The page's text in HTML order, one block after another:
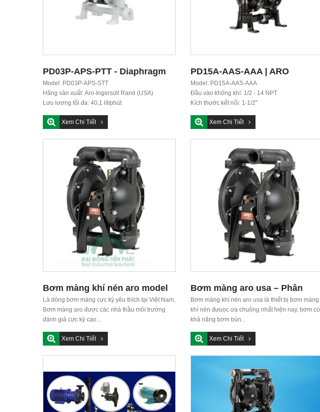
PD03P-APS-PTT - Diaphragm
pump aro
Model: PD03P-APS-STT
Hãng sản xuất: Aro-Ingersoll Rand (USA)
Lưu lượng tối đa: 40,1 lít/phút
Xem Chi Tiết
PD15A-AAS-AAA | ARO
DIAPHRAGM PUMP
Model: PD15A-AAS-AAA
Đầu vào không khí: 1/2 - 14 NPT
Kích thước kết nối: 1-1/2"
Xem Chi Tiết
Bơm màng khí nén aro model
666120-344-C
Là dòng bơm màng cực kỳ yêu thích tại Việt Nam,
Bơm màng aro được các nhà thầu môi trường
đánh giá cực kỳ cao...
Xem Chi Tiết
Bơm màng aro usa – Phân
phối giá rẻ tại Việt Nam
Bơm màng khí nén aro usa là thiết bị bơm màng
khí nén đưuọc ưa chuộng nhất hiện nay, bơm có
khả năng bơm bùn...
Xem Chi Tiết